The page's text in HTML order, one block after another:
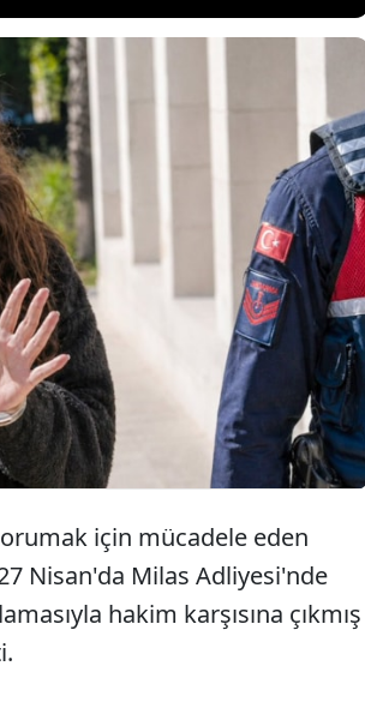
cezaevine gönderilen Akbelen
savunucusu Esra Işık, tahliye edildi.
hakkında verilen tahliye kararını
mutluluk yaşadı.
için mücadele eden
Nisan'da Milas Adliyesi'nde
hakim karşısına çıkmış